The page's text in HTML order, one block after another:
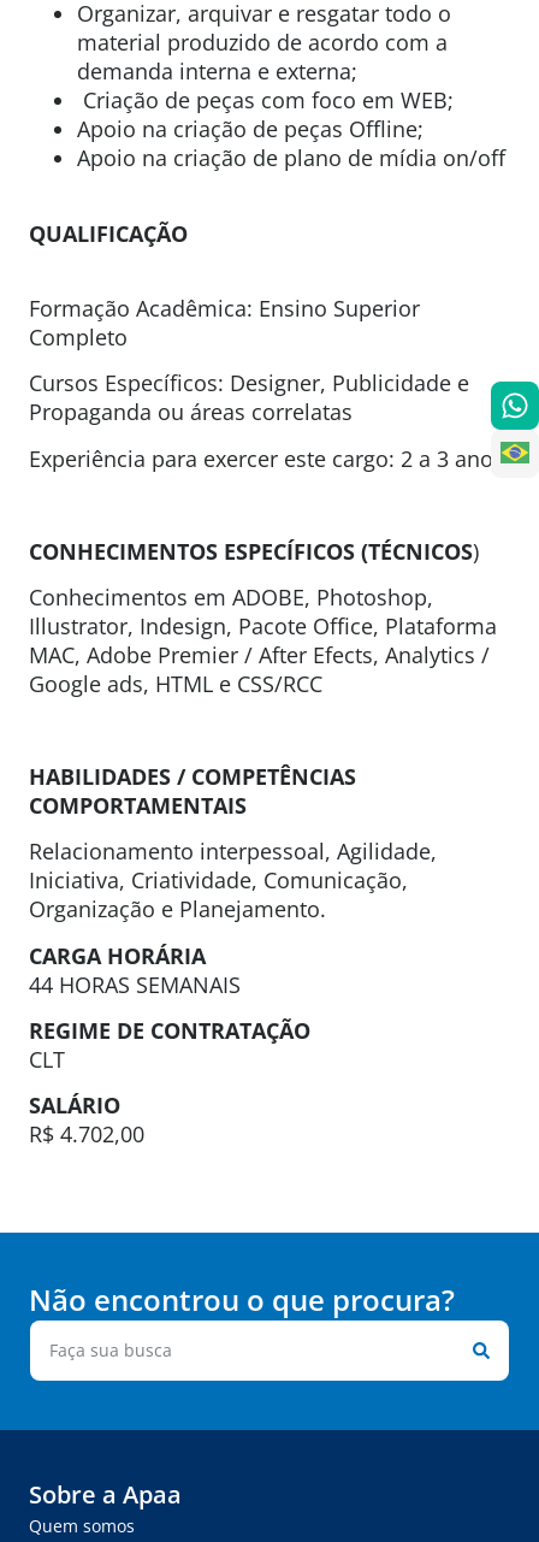
Organizar, arquivar e resgatar todo o
material produzido de acordo com a
demanda interna e externa;
Criação de peças com foco em WEB;
Apoio na criação de peças Offline;
Apoio na criação de plano de mídia on/off
QUALIFICAÇÃO
Formação Acadêmica: Ensino Superior
Completo
Cursos Específicos: Designer, Publicidade e
Propaganda ou áreas correlatas
Experiência para exercer este cargo: 2 a 3 anos
CONHECIMENTOS ESPECÍFICOS (TÉCNICOS)
Conhecimentos em ADOBE, Photoshop,
Illustrator, Indesign, Pacote Office, Plataforma
MAC, Adobe Premier / After Efects, Analytics /
Google ads, HTML e CSS/RCC
HABILIDADES / COMPETÊNCIAS
COMPORTAMENTAIS
Relacionamento interpessoal, Agilidade,
Iniciativa, Criatividade, Comunicação,
Organização e Planejamento.
CARGA HORÁRIA
44 HORAS SEMANAIS
REGIME DE CONTRATAÇÃO
CLT
SALÁRIO
R$ 4.702,00
Não encontrou o que procura?
Sobre a Apaa
Quem somos